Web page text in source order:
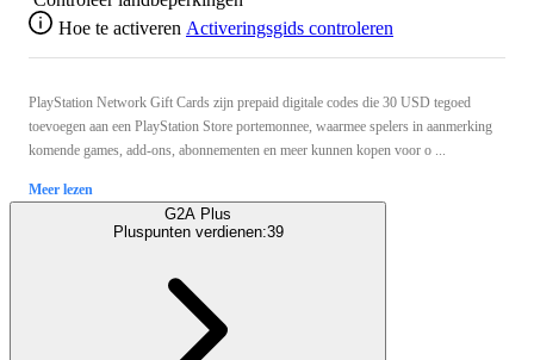
Hoe te activeren Activeringsgids controleren
PlayStation Network Gift Cards zijn prepaid digitale codes die 30 USD tegoed
toevoegen aan een PlayStation Store portemonnee, waarmee spelers in aanmerking
komende games, add-ons, abonnementen en meer kunnen kopen voor o ...
Meer lezen
G2A Plus
Pluspunten verdienen:39